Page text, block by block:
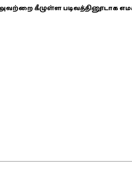
கீழுள்ள படிவத்தினூடாக